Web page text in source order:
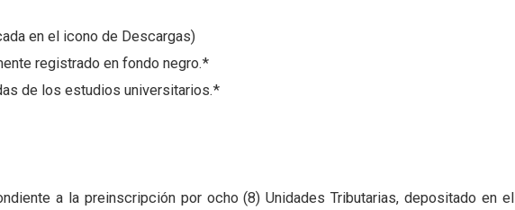
en el icono de Descargas)
registrado en fondo negro.*
de los estudios universitarios.*
a la preinscripción por ocho (8) Unidades Tributarias, depositado en el